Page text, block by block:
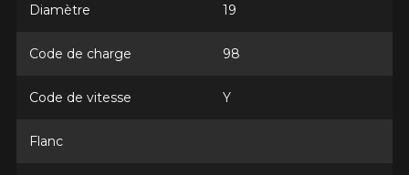
Diamètre 19
Code de charge 98
Code de vitesse Y
Flanc